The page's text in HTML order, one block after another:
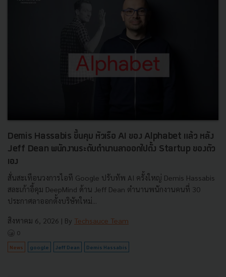
Demis Hassabis ขึ้นคุม หัวเรือ AI ของ Alphabet แล้ว หลัง
Jeff Dean พนักงานระดับตำนานลาออกไปตั้ง Startup ของตัว
เอง
สั่นสะเทือนวงการไอที Google ปรับทัพ AI ครั้งใหญ่ Demis Hassabis
สละเก้าอี้คุม DeepMind ด้าน Jeff Dean ตำนานพนักงานคนที่ 30
ประกาศลาออกตั้งบริษัทใหม่...
สิงหาคม 6, 2026 | By Techsauce Team
0
News google Jeff Dean Demis Hassabis